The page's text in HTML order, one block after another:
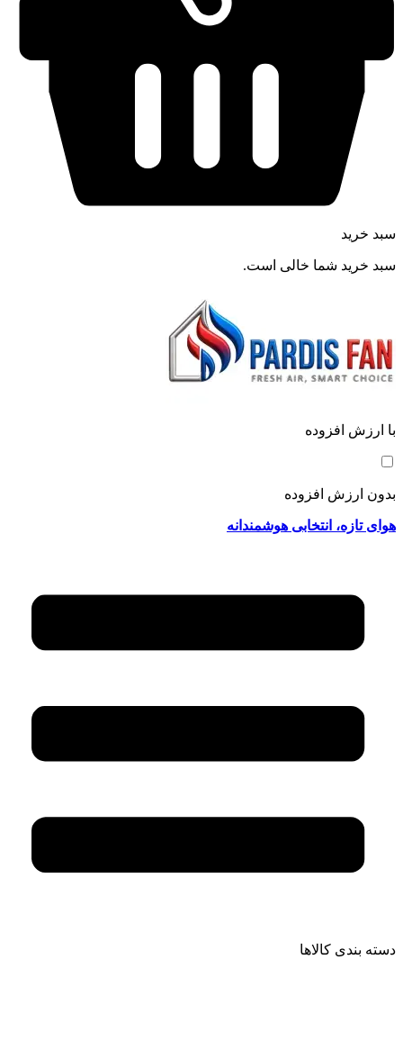
سبد خرید
سبد خرید شما خالی است.
با ارزش افزوده
بدون ارزش افزوده
هوای تازه، انتخابی هوشمندانه
دسته بندی کالاها